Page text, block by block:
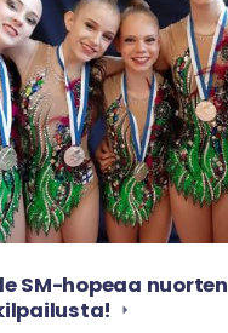
SM-hopeaa nuorten